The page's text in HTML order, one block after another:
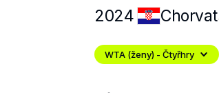
2024
WTA (ženy) - Čtyřhry